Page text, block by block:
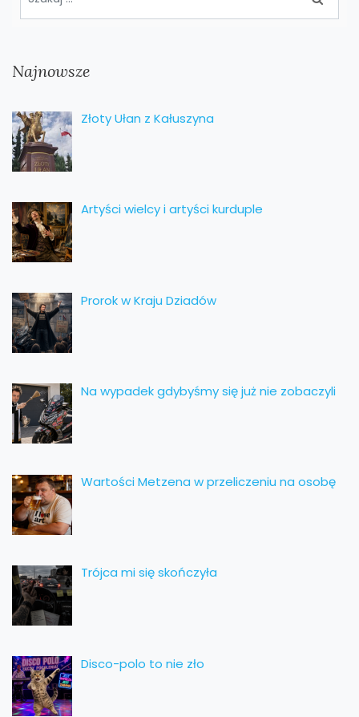
Najnowsze
Złoty Ułan z Kałuszyna
Artyści wielcy i artyści kurduple
Prorok w Kraju Dziadów
Na wypadek gdybyśmy się już nie zobaczyli
Wartości Metzena w przeliczeniu na osobę
Trójca mi się skończyła
Disco-polo to nie zło